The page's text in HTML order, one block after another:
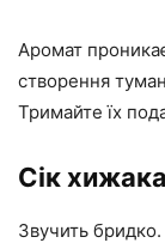
Аромат
створення
Тримайте їх
Сік хижака
Звучить